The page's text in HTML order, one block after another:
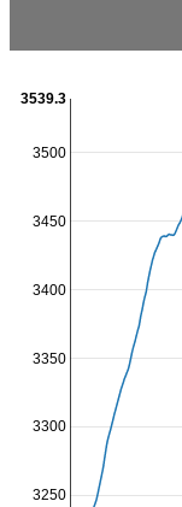
3250
3300
3350
3400
3450
3500
3539.3